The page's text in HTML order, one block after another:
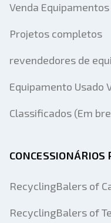
Venda
Projetos completos
revendedores de
Equipamento Usado
Classificados (Em
CONCESSIONÁRIOS
RecyclingBalers of
RecyclingBalers of